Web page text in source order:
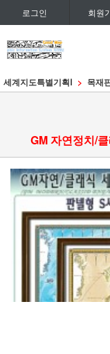
로그인 회원
세계지도특별기획Ⅰ 목재
GM 자연정치/